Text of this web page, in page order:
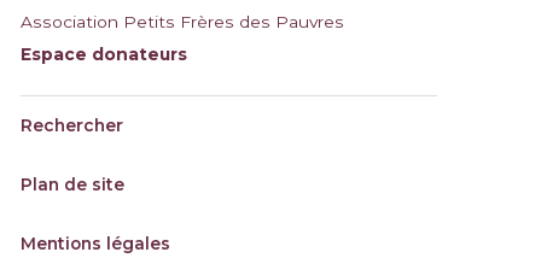
Association Petits Frères des Pauvres
Espace donateurs
Rechercher
Plan de site
Mentions légales